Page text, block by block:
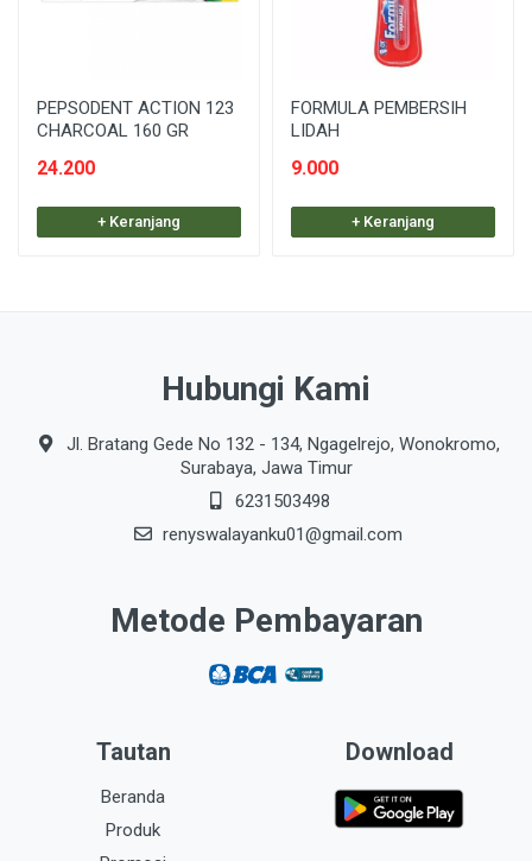
PEPSODENT ACTION 123
CHARCOAL 160 GR
24.200
+ Keranjang
FORMULA PEMBERSIH
LIDAH
9.000
+ Keranjang
Hubungi Kami
Jl. Bratang Gede No 132 - 134, Ngagelrejo, Wonokromo,
Surabaya, Jawa Timur
6231503498
renyswalayanku01@gmail.com
Metode Pembayaran
Tautan
Beranda
Produk
Download